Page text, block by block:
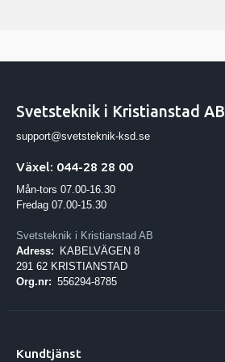
Svetsteknik i Kristianstad AB
support@svetsteknik-ksd.se
Växel: 044-28 28 00
Mån-tors 07.00-16.30
Fredag 07.00-15.30
Svetsteknik i Kristianstad AB
Adress:
KABELVÄGEN 8
291 62 KRISTIANSTAD
Org.nr: 556294-8785
Kundtjänst